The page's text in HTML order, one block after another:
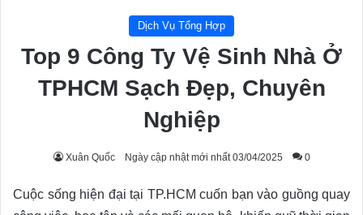
Dịch Vụ Tổng Hợp
Top 9 Công Ty Vệ Sinh Nhà Ở
TPHCM Sạch Đẹp, Chuyên
Nghiệp
Xuân Quốc Ngày cập nhật mới nhất 03/04/2025 0
Cuộc sống hiện đại tại TP.HCM cuốn bạn vào guồng quay